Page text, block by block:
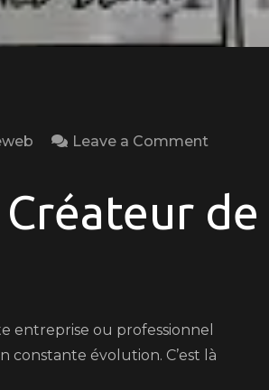
Leave a Comment
Métier
de
Créateur de
entreprise ou professionnel
évolution. C’est là